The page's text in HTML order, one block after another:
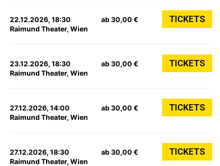
22.12.2026, 18:30
Raimund Theater, Wien
ab 30,00 € TICKETS
23.12.2026, 18:30
Raimund Theater, Wien
ab 30,00 € TICKETS
27.12.2026, 14:00
Raimund Theater, Wien
ab 30,00 € TICKETS
27.12.2026, 18:30
Raimund Theater, Wien
ab 30,00 € TICKETS